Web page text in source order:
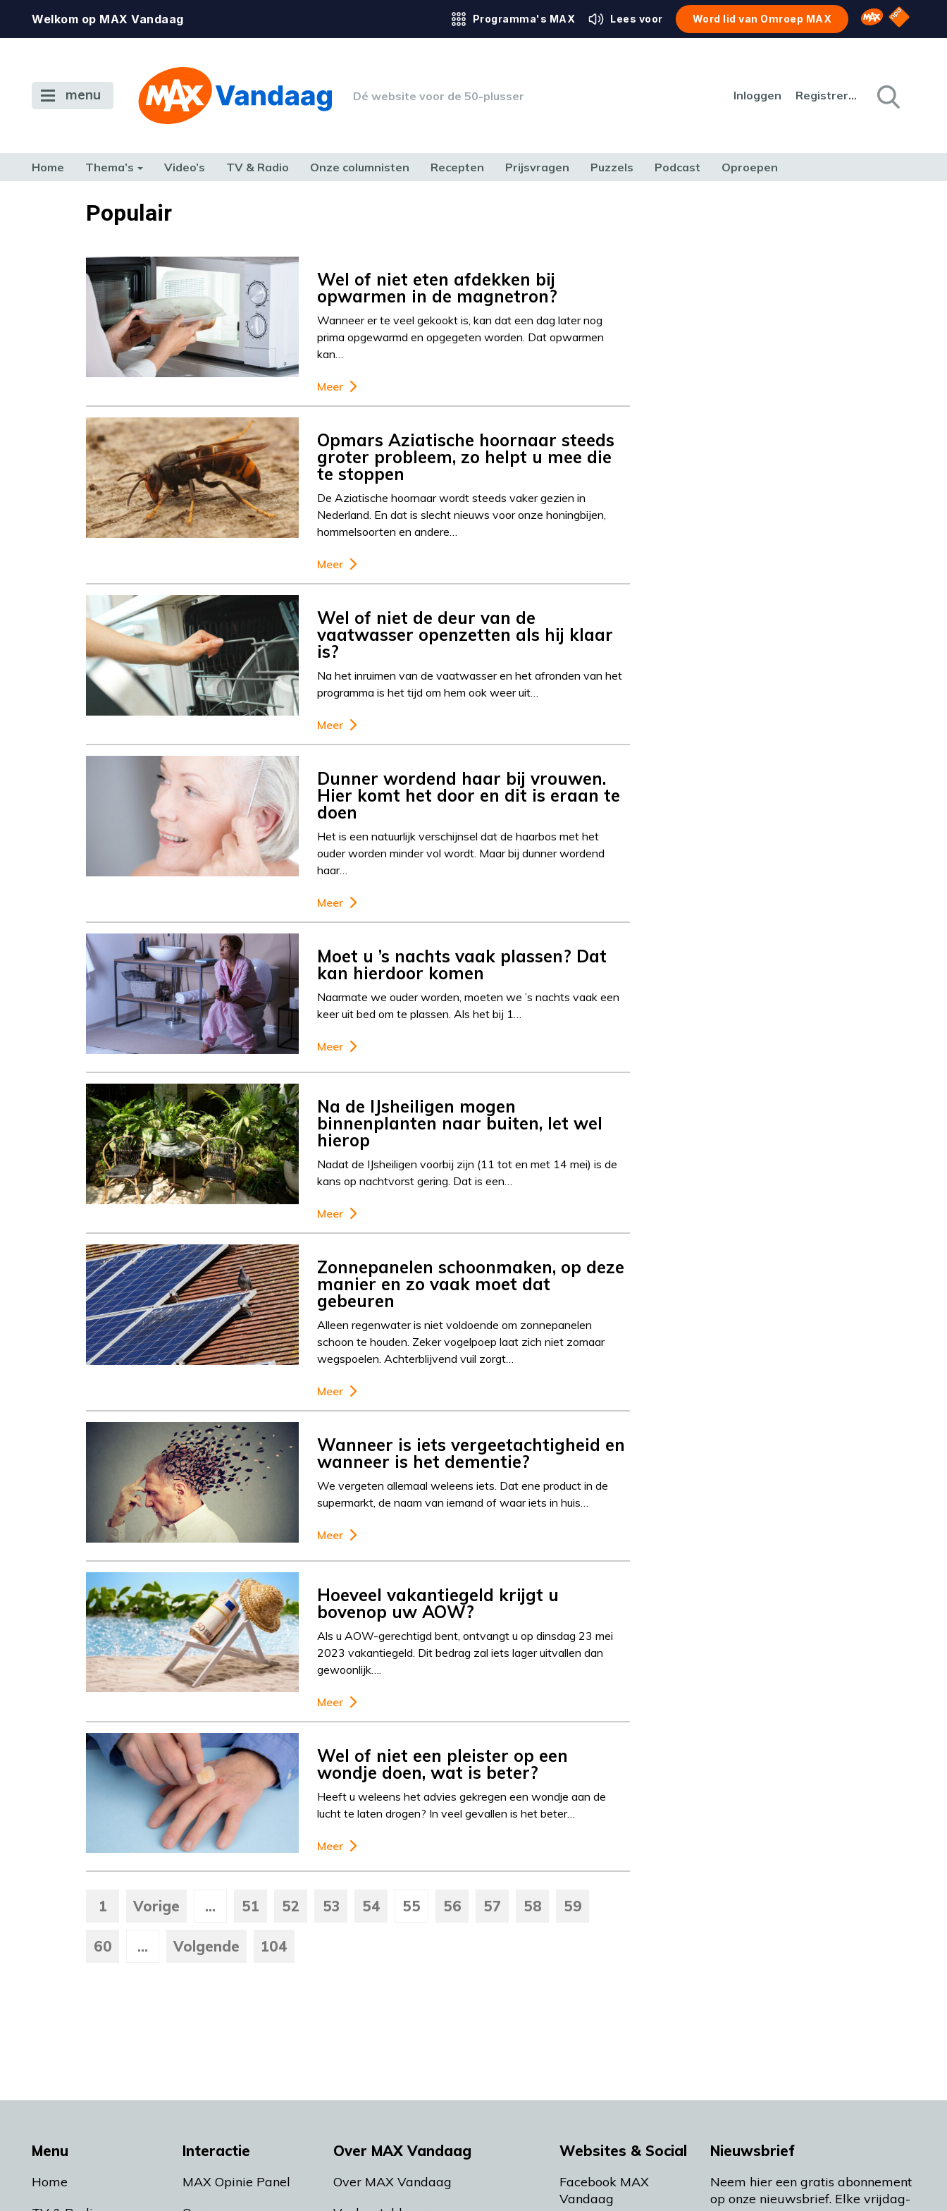
Welkom op MAX Vandaag Programma's MAX Lees voor Word lid van Omroep MAX Omroep MAX
NPO
menu Dé website voor de 50-plusser Inloggen Registreren
Home Thema’s Video’s TV & Radio Onze columnisten Recepten Prijsvragen Puzzels Podcast Oproepen
TERUG NAAR TOENPopulair
Wel of niet eten afdekken bij
opwarmen in de magnetron?
Wanneer er te veel gekookt is, kan dat een dag later nog
prima opgewarmd en opgegeten worden. Dat opwarmen
kan…
Meer
Opmars Aziatische hoornaar steeds
groter probleem, zo helpt u mee die
te stoppen
De Aziatische hoornaar wordt steeds vaker gezien in
Nederland. En dat is slecht nieuws voor onze honingbijen,
hommelsoorten en andere…
Meer
Wel of niet de deur van de
vaatwasser openzetten als hij klaar
is?
Na het inruimen van de vaatwasser en het afronden van het
programma is het tijd om hem ook weer uit…
Meer
Dunner wordend haar bij vrouwen.
Hier komt het door en dit is eraan te
doen
Het is een natuurlijk verschijnsel dat de haarbos met het
ouder worden minder vol wordt. Maar bij dunner wordend
haar…
Meer
Moet u ’s nachts vaak plassen? Dat
kan hierdoor komen
Naarmate we ouder worden, moeten we ’s nachts vaak een
keer uit bed om te plassen. Als het bij 1…
Meer
Na de IJsheiligen mogen
binnenplanten naar buiten, let wel
hierop
Nadat de IJsheiligen voorbij zijn (11 tot en met 14 mei) is de
kans op nachtvorst gering. Dat is een…
Meer
Zonnepanelen schoonmaken, op deze
manier en zo vaak moet dat
gebeuren
Alleen regenwater is niet voldoende om zonnepanelen
schoon te houden. Zeker vogelpoep laat zich niet zomaar
wegspoelen. Achterblijvend vuil zorgt…
Meer
Wanneer is iets vergeetachtigheid en
wanneer is het dementie?
We vergeten allemaal weleens iets. Dat ene product in de
supermarkt, de naam van iemand of waar iets in huis…
Meer
Hoeveel vakantiegeld krijgt u
bovenop uw AOW?
Als u AOW-gerechtigd bent, ontvangt u op dinsdag 23 mei
2023 vakantiegeld. Dit bedrag zal iets lager uitvallen dan
gewoonlijk….
Meer
Wel of niet een pleister op een
wondje doen, wat is beter?
Heeft u weleens het advies gekregen een wondje aan de
lucht te laten drogen? In veel gevallen is het beter…
Meer
1 Vorige ... 51 52 53 54 55 56 57 58 59
60 ... Volgende 104
Menu
Home
Interactie
MAX Opinie Panel
Over MAX Vandaag
Over MAX Vandaag
Websites & Social
Facebook MAX
Vandaag
Nieuwsbrief
Neem hier een gratis abonnement
op onze nieuwsbrief. Elke vrijdag-